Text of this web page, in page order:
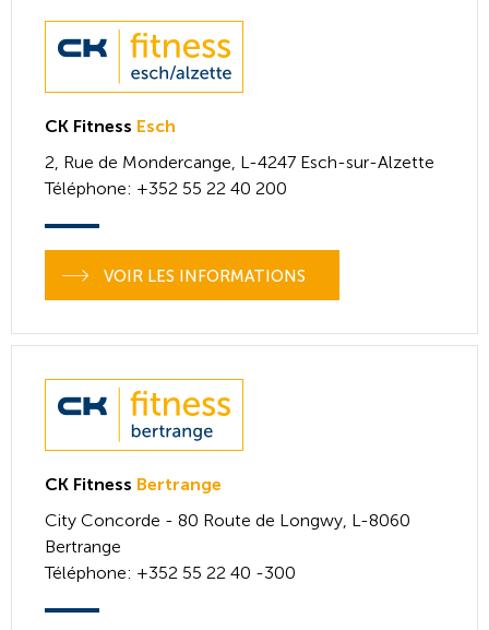
CK Fitness Esch
2, Rue de Mondercange, L-4247 Esch-sur-Alzette
Téléphone: +352 55 22 40 200
VOIR LES INFORMATIONS
CK Fitness Bertrange
City Concorde - 80 Route de Longwy, L-8060
Bertrange
Téléphone: +352 55 22 40 -300